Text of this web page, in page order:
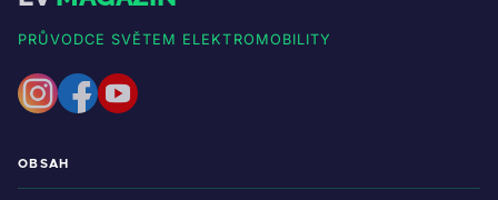
PRŮVODCE SVĚTEM ELEKTROMOBILITY
OBSAH